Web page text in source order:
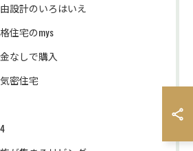
設計のいろはいえ
住宅のmys
なしで購入
密住宅